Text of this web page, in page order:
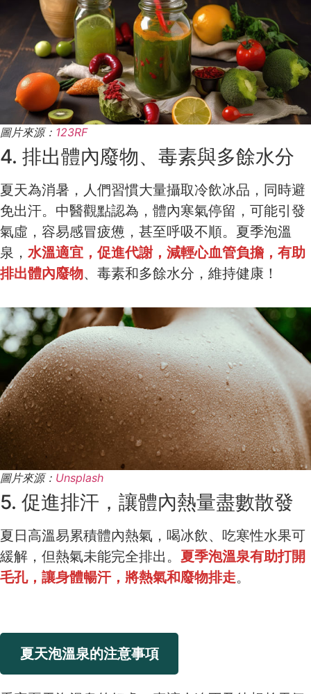
圖片來源： 123RF
4. 排出體內廢物、毒素與多餘水分
夏天為消暑，人們習慣大量攝取冷飲冰品，同時避
免出汗。中醫觀點認為，體內寒氣停留，可能引發
氣虛，容易感冒疲憊，甚至呼吸不順。夏季泡溫
泉， 水溫適宜，促進代謝，減輕心血管負擔，有助
排出體內廢物、毒素和多餘水分，維持健康！
圖片來源： Unsplash
5. 促進排汗，讓體內熱量盡數散發
夏日高溫易累積體內熱氣，喝冰飲、吃寒性水果可
緩解，但熱氣未能完全排出。 夏季泡溫泉有助打開
毛孔，讓身體暢汗，將熱氣和廢物排走。
夏天泡溫泉的注意事項